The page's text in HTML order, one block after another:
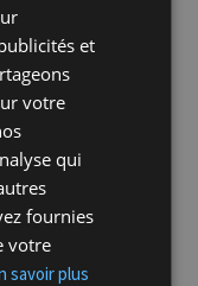
les décisions
sur la
en Belgique
sur l’acquisition
il n’ignore pas
« Toute
de droite, est
celui qui ne la
fasse, il y en
Les uns qui
et
votre
qui
fournies
votre
savoir plus